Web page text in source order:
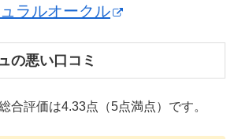
ュラルオークル
の悪い口コミ
合評価は4.33点（5点満点）です。